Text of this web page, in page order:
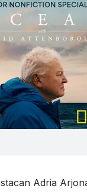
Adria